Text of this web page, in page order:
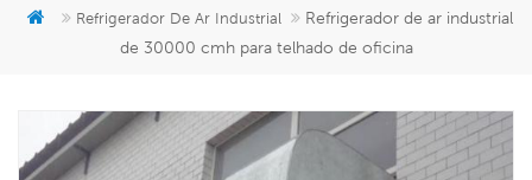
Refrigerador De Ar Industrial
Refrigerador de ar industrial
de 30000 cmh para telhado de oficina